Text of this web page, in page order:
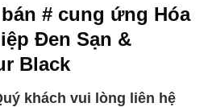
# cung ứng Hóa
Ðen Sạn &
Black
khách vui lòng liên hệ